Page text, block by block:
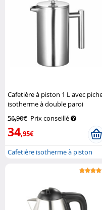
Cafetière à piston 1 L avec
isotherme à double paroi
Rosenstein & Söhne
56,90€ Prix conseillé
34,95€
Cafetière isotherme à piston